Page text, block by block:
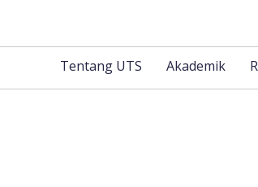
Tentang UTS Akademik